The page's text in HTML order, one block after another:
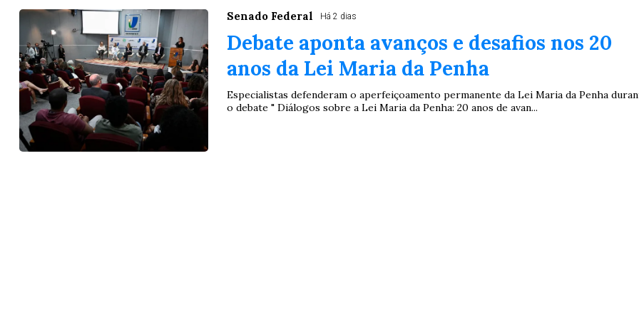
Senado Federal Há 2 dias
Debate aponta avanços e desafios nos 20
anos da Lei Maria da Penha
Especialistas defenderam o aperfeiçoamento permanente da Lei Maria da Penha
o debate " Diálogos sobre a Lei Maria da Penha: 20 anos de avan...